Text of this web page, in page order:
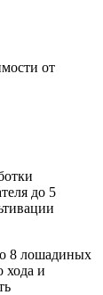
от
до 5
8 лошадиных
хода и